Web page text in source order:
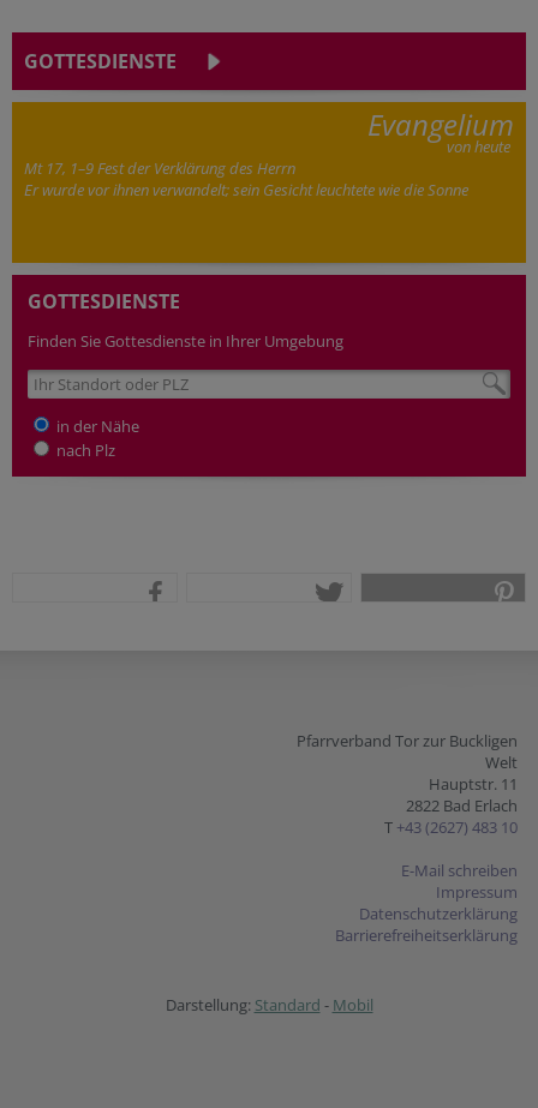
GOTTESDIENSTE
Evangelium
von heute
Mt 17, 1–9 Fest der Verklärung des Herrn
Er wurde vor ihnen verwandelt; sein Gesicht leuchtete wie die Sonne
GOTTESDIENSTE
Finden Sie Gottesdienste in Ihrer Umgebung
in der Nähe
nach Plz
Pfarrverband Tor zur Buckligen
Welt
Hauptstr. 11
2822 Bad Erlach
T +43 (2627) 483 10
E-Mail schreiben
Impressum
Datenschutzerklärung
Barrierefreiheitserklärung
Darstellung: Standard - Mobil